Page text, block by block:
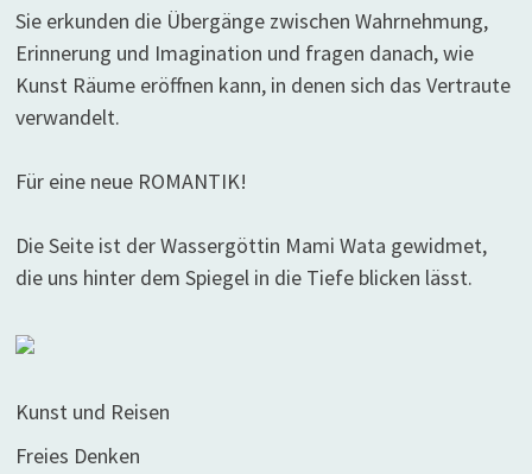
Sie erkunden die Übergänge zwischen Wahrnehmung,
Erinnerung und Imagination und fragen danach, wie
Kunst Räume eröffnen kann, in denen sich das Vertraute
verwandelt.
Für eine neue ROMANTIK!
Die Seite ist der Wassergöttin Mami Wata gewidmet,
die uns hinter dem Spiegel in die Tiefe blicken lässt.
Kunst und Reisen
Freies Denken